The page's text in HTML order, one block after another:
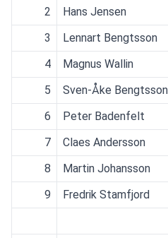
2
Hans Jensen
3
Lennart Bengtsson
4
Magnus Wallin
5
Sven-Åke Bengtsson
6
Peter Badenfelt
7
Claes Andersson
8
Martin Johansson
9
Fredrik Stamfjord